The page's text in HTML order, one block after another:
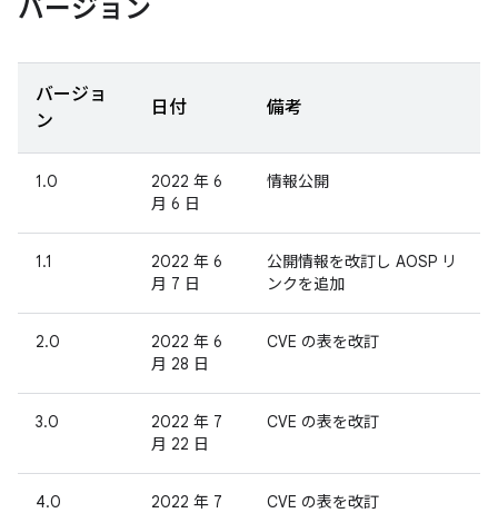
バージョン
バージョ
ン
日付 備考
1.0
2022 年 6
月 6 日
情報公開
1.1
2022 年 6
月 7 日
公開情報を改訂し AOSP リ
ンクを追加
2.0
2022 年 6
月 28 日
CVE の表を改訂
3.0
2022 年 7
月 22 日
CVE の表を改訂
4.0
2022 年 7
CVE の表を改訂